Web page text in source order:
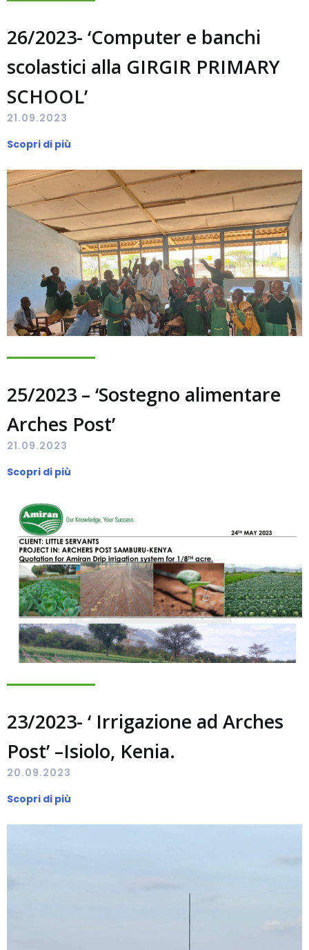
26/2023- ‘Computer e banchi
scolastici alla GIRGIR PRIMARY
SCHOOL’
21.09.2023
Scopri di più
25/2023 – ‘Sostegno alimentare
Arches Post’
21.09.2023
Scopri di più
23/2023- ‘ Irrigazione ad Arches
Post’ –Isiolo, Kenia.
20.09.2023
Scopri di più